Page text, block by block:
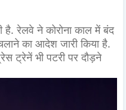
है. रेलवे ने कोरोना काल में बंद
का आदेश जारी किया है.
ट्रेनें भी पटरी पर दौड़ने